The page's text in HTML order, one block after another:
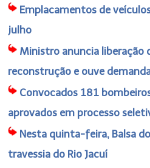
Emplacamentos de
julho
Ministro anuncia liberação
reconstrução e ouve
Convocados 181
aprovados em processo
Nesta quinta-feira, Balsa
travessia do Rio Jacuí